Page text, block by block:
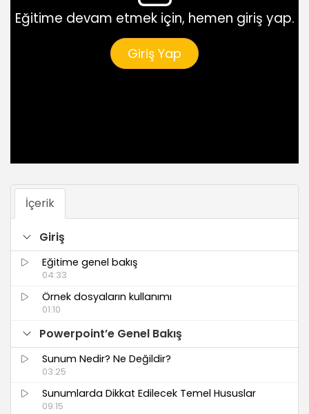
Eğitime devam etmek için, hemen giriş yap.
Giriş Yap
İçerik
Giriş
Eğitime genel bakış
04:33
Örnek dosyaların kullanımı
01:10
Powerpoint’e Genel Bakış
Sunum Nedir? Ne Değildir?
03:25
Sunumlarda Dikkat Edilecek Temel Hususlar
09:15